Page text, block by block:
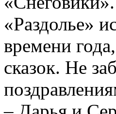
«Раздолье»
времени
сказок. Не